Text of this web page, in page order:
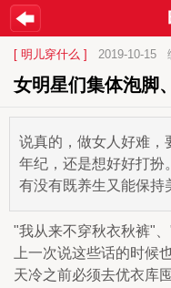
[ 明儿穿什么 ] 2019-10-15
女明星们集体泡脚
说真的，做女人好难，
年纪，还是想好好打扮
有没有既养生又能保持
"我从来不穿秋衣秋裤"
上一次说这些话的时候
天冷之前必须去优衣库